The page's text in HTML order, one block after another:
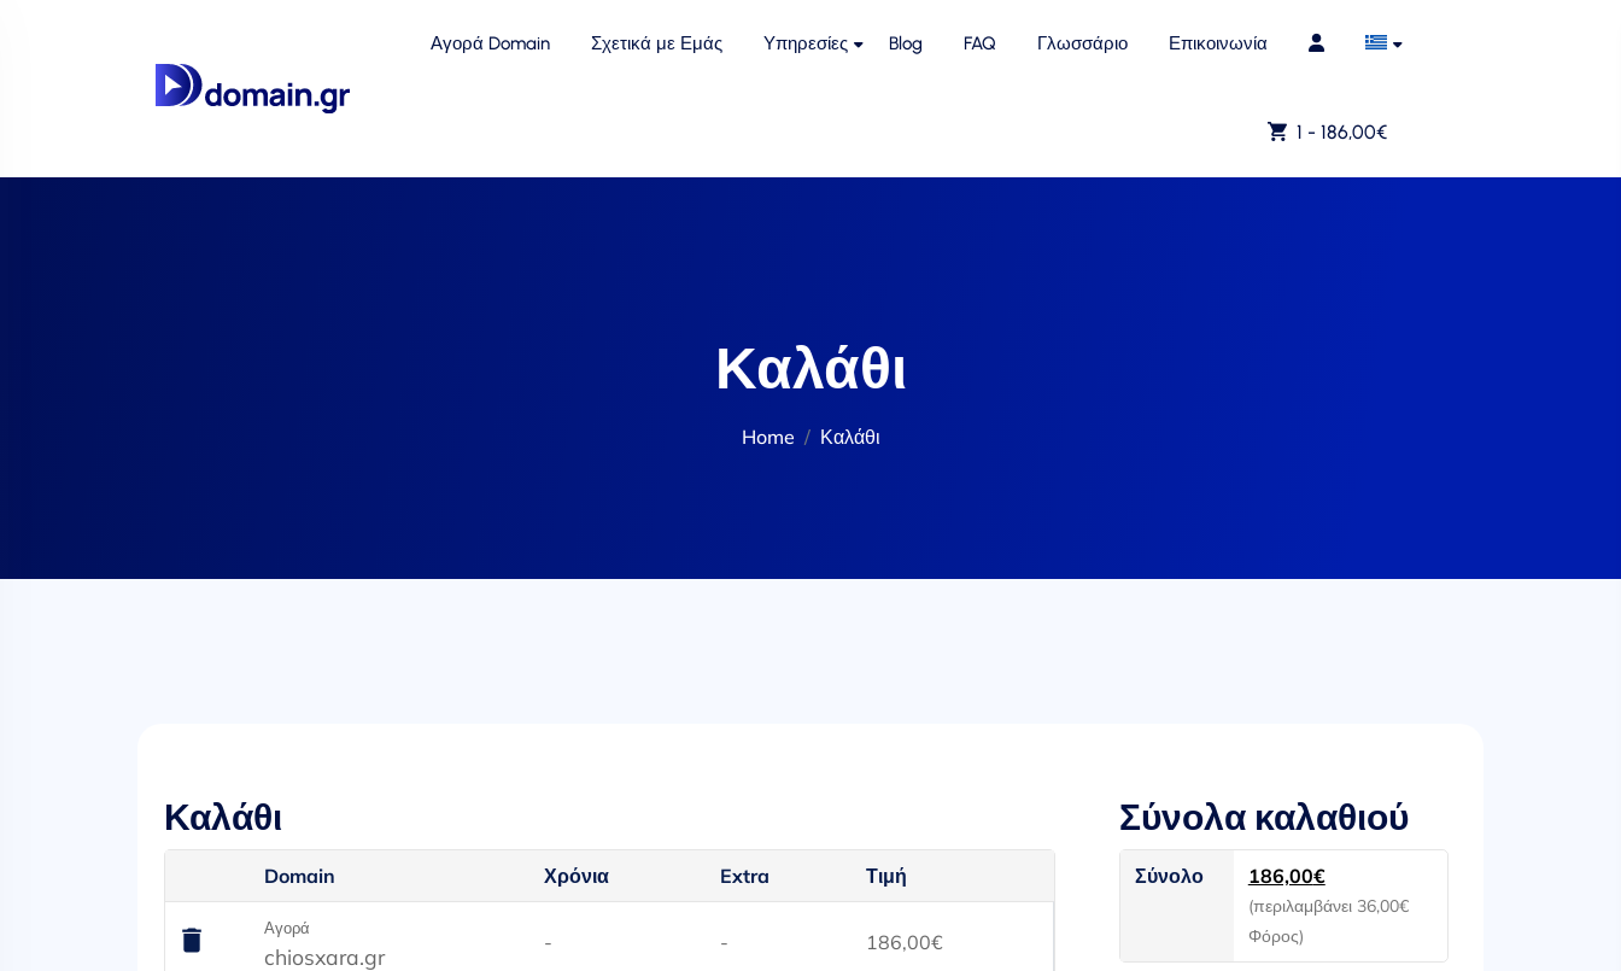
Αγορά Domain Σχετικά με Εμάς Υπηρεσίες Blog FAQ Γλωσσάριο Επικοινωνία
1 - 186,00€
Καλάθι
Home Καλάθι
Καλάθι
Domain Χρόνια Extra Τιμή
Αγορά
chiosxara.gr
- - 186,00€
Σύνολα καλαθιού
Σύνολο 186,00€
(περιλαμβάνει 36,00€
Φόρος)